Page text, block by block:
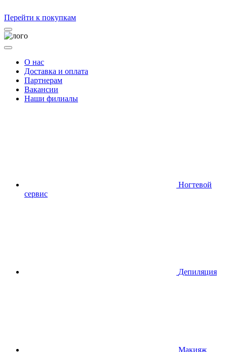
Перейти к покупкам
О нас
Доставка и оплата
Партнерам
Вакансии
Наши филиалы
Ногтевой
сервис
Депиляция
Макияж